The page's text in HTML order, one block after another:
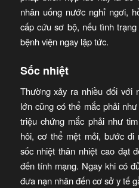
nhân uống nước nghỉ ngơi,
cấp cứu sơ bộ, nếu tình
bệnh viện ngay lập tức.
Sốc nhiệt
Thường xảy ra nhiều đối với
lớn cũng có thể mắc phải
triệu chứng mắc phải như
hôi, cơ thể mệt mỏi, bước
sốc nhiệt thân nhiệt cao đạt
đến tính mạng. Ngay khi có
đưa nạn nhân đến cơ sở y tế